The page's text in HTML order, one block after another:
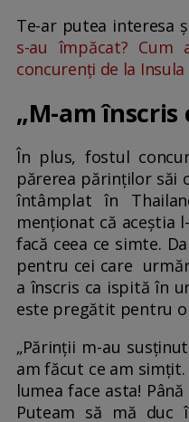
Te-ar putea interesa
s-au împăcat?
concurenți de la
„M-am înscris
În plus, fostul
părerea părinților săi
întâmplat în
menționat că aceștia
facă ceea ce simte.
pentru cei care
a înscris ca ispită în
este pregătit pentru o
„Părinții m-au
am făcut ce am
lumea face asta!
Puteam să mă duc